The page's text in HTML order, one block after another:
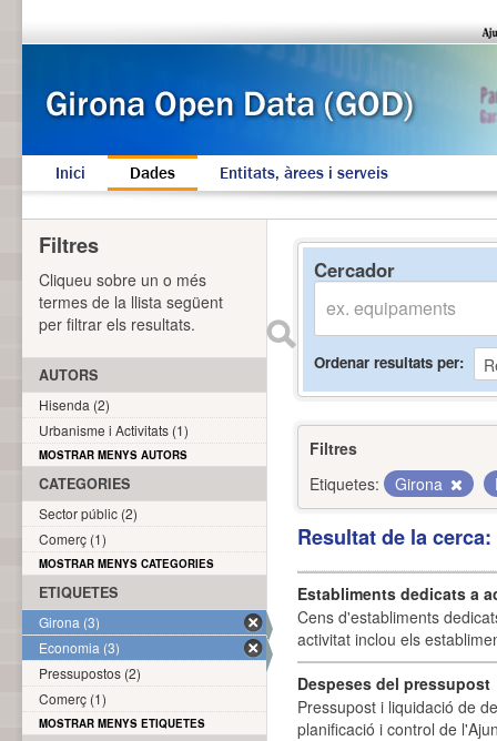
Inici Dades Entitats, àrees i serveis
Cercador
Ordenar resultats per
Filtres
Etiquetes:
Girona
Resultat de la
Establiments dedicats a
Cens d'establiments
activitat inclou els
Despeses del pressupost
Pressupost i liquidació de
planificació i control de
Filtres
Cliqueu sobre un o més
termes de la llista següent
per filtrar els resultats.
AUTORS
Hisenda (2)
Urbanisme i Activitats (1)
MOSTRAR MENYS AUTORS
CATEGORIES
Sector públic (2)
Comerç (1)
MOSTRAR MENYS CATEGORIES
ETIQUETES
Girona (3)
Economia (3)
Pressupostos (2)
Comerç (1)
MOSTRAR MENYS ETIQUETES